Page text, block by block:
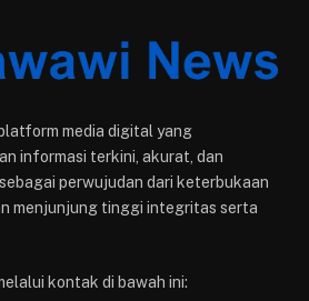
media digital yang
informasi terkini, akurat, dan
perwujudan dari keterbukaan
menjunjung tinggi integritas serta
kontak di bawah ini: